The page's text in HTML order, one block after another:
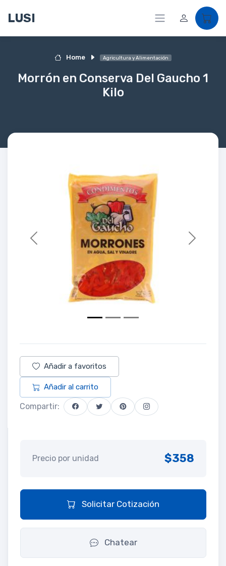
LUSI
Home Agricultura y Alimentación
Morrón en Conserva Del Gaucho 1
Kilo
Previous Next
Añadir a favoritos
Añadir al carrito
Compartir:
Precio por unidad $358
Solicitar Cotización
Chatear